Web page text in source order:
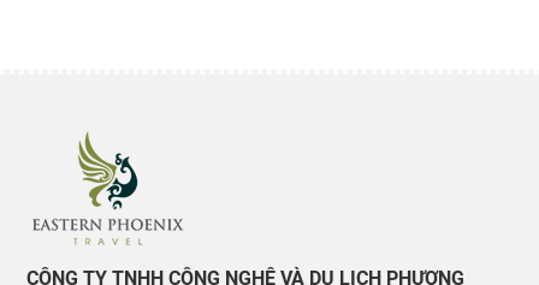
CÔNG TY TNHH CÔNG NGHỆ VÀ DU LỊCH PHƯỢNG